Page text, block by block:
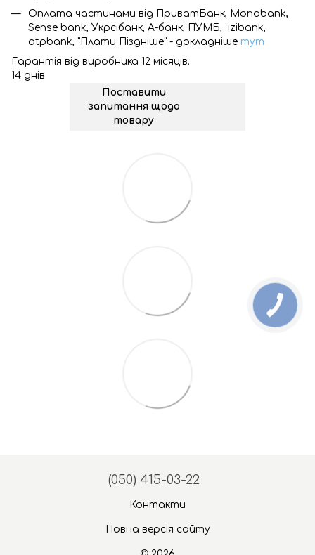
Оплата частинами від ПриватБанк, Monobank,
Sense bank, Укрсібанк, А-банк, ПУМБ, izibank,
otpbank, "Плати Піздніше" - докладніше тут
Гарантія від виробника 12 місяців.
14 днів
Поставити
запитання щодо
товару
(050) 415-03-22
Контакти
Повна версія сайту